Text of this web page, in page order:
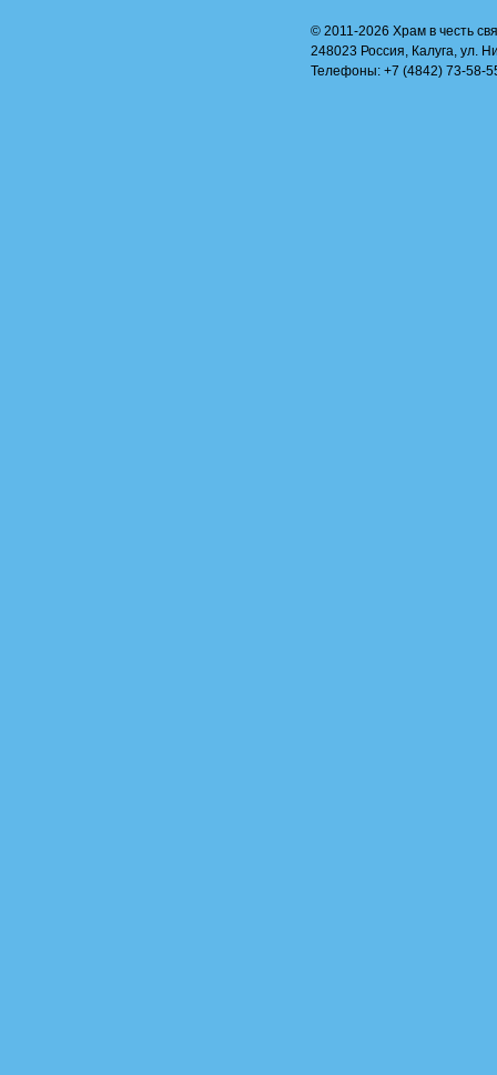
© 2011-2026 Храм в честь
248023 Россия, Калуга, ул.
Телефоны: +7 (4842) 73-58-